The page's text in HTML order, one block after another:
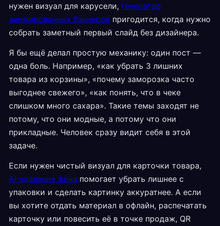
нужен визуал для карусели, генератор
анимированных баннеров пригодится, когда нужно
собрать заметный первый слайд без дизайнера.
Я бы ещё делал простую механику: один пост —
одна боль. Например, «как убрать 3 лишних
товара из корзины», «почему заморозка часто
выгоднее свежего», «как понять, что в чеке
слишком много сахара». Такие темы заходят не
потому, что они модные, а потому что они
прикладные. Человек сразу видит себя в этой
задаче.
Если нужен чистый визуал для карточки товара,
AI-удаление фона помогает убрать лишнее с
упаковки и сделать картинку аккуратнее. А если
вы хотите отдать материал в офлайн, распечатать
карточку или повесить её в точке продаж, QR